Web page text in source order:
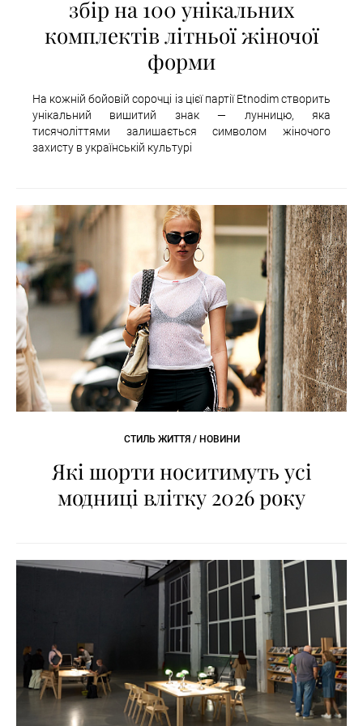
збір на 100 унікальних
комплектів літньої жіночої
форми
На кожній бойовій сорочці із цієї партії Etnodim створить
унікальний вишитий знак — лунницю, яка
тисячоліттями залишається символом жіночого
захисту в українській культурі
СТИЛЬ ЖИТТЯ / НОВИНИ
Які шорти носитимуть усі
модниці влітку 2026 року